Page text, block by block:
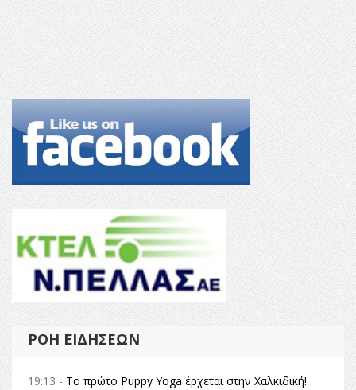
ΡΟΉ ΕΙΔΉΣΕΩΝ
19:13 - Το πρώτο Puppy Yoga έρχεται στην Χαλκιδική!